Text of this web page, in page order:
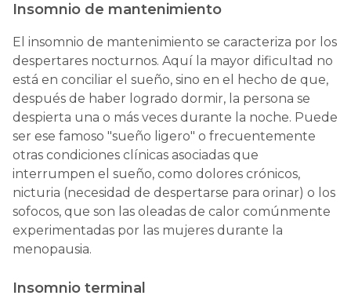
Insomnio de mantenimiento
El insomnio de mantenimiento se caracteriza por los
despertares nocturnos. Aquí la mayor dificultad no
está en conciliar el sueño, sino en el hecho de que,
después de haber logrado dormir, la persona se
despierta una o más veces durante la noche. Puede
ser ese famoso "sueño ligero" o frecuentemente
otras condiciones clínicas asociadas que
interrumpen el sueño, como dolores crónicos,
nicturia (necesidad de despertarse para orinar) o los
sofocos, que son las oleadas de calor comúnmente
experimentadas por las mujeres durante la
menopausia.
Insomnio terminal